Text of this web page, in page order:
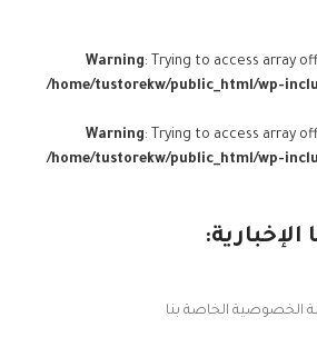
Warning: Trying to access array
/home/tustorekw/public_html/wp-
Warning: Trying to access array
/home/tustorekw/public_html/wp-
الخصوصية الخاصة بنا